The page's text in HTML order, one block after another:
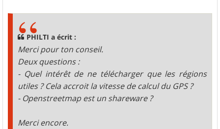
PHILTI a écrit :
Merci pour ton conseil.
Deux questions :
- Quel intérêt de ne télécharger que les régions
utiles ? Cela accroit la vitesse de calcul du GPS ?
- Openstreetmap est un shareware ?
Merci encore.